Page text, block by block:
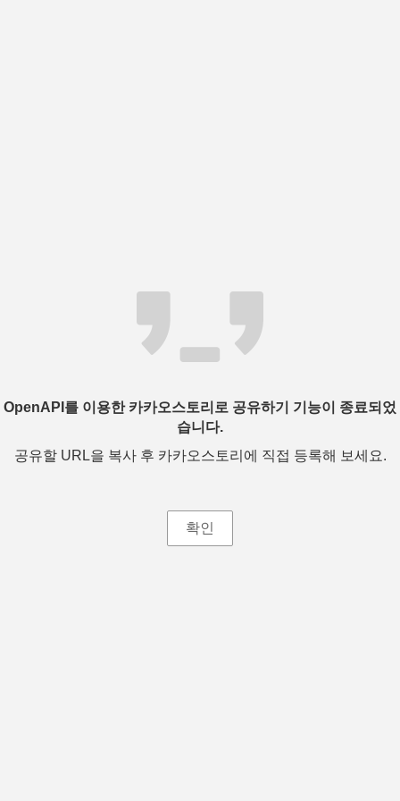
OpenAPI를 이용한 카카오스토리로 공유하기 기능이 종료되었
습니다.
공유할 URL을 복사 후 카카오스토리에 직접 등록해 보세요.
확인